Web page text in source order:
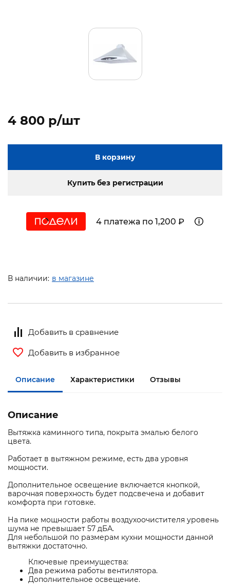
4 800 p/шт
В корзину
Купить без регистрации
4 платежа по 1,200 ₽
В наличии: в магазине
Добавить в сравнение
Добавить в избранное
Описание Характеристики Отзывы
Описание
Вытяжка каминного типа, покрыта эмалью белого
цвета.
Работает в вытяжном режиме, есть два уровня
мощности.
Дополнительное освещение включается кнопкой,
варочная поверхность будет подсвечена и добавит
комфорта при готовке.
На пике мощности работы воздухоочистителя уровень
шума не превышает 57 дБА.
Для небольшой по размерам кухни мощности данной
вытяжки достаточно.
Ключевые преимущества:
Два режима работы вентилятора.
Дополнительное освещение.